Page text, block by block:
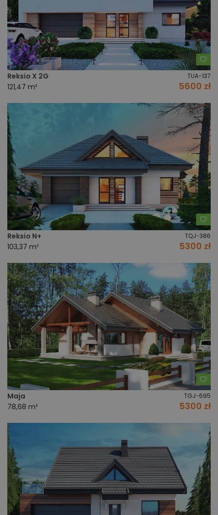
Reksio X 2G TUA-137
121,47 m² 5600 zł
Reksio N+ TQJ-386
103,37 m² 5300 zł
Maja TGJ-695
78,68 m² 5300 zł